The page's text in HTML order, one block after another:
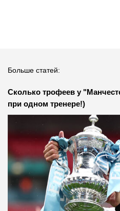
Больше статей:
Сколько трофеев у
при одном тренере!)